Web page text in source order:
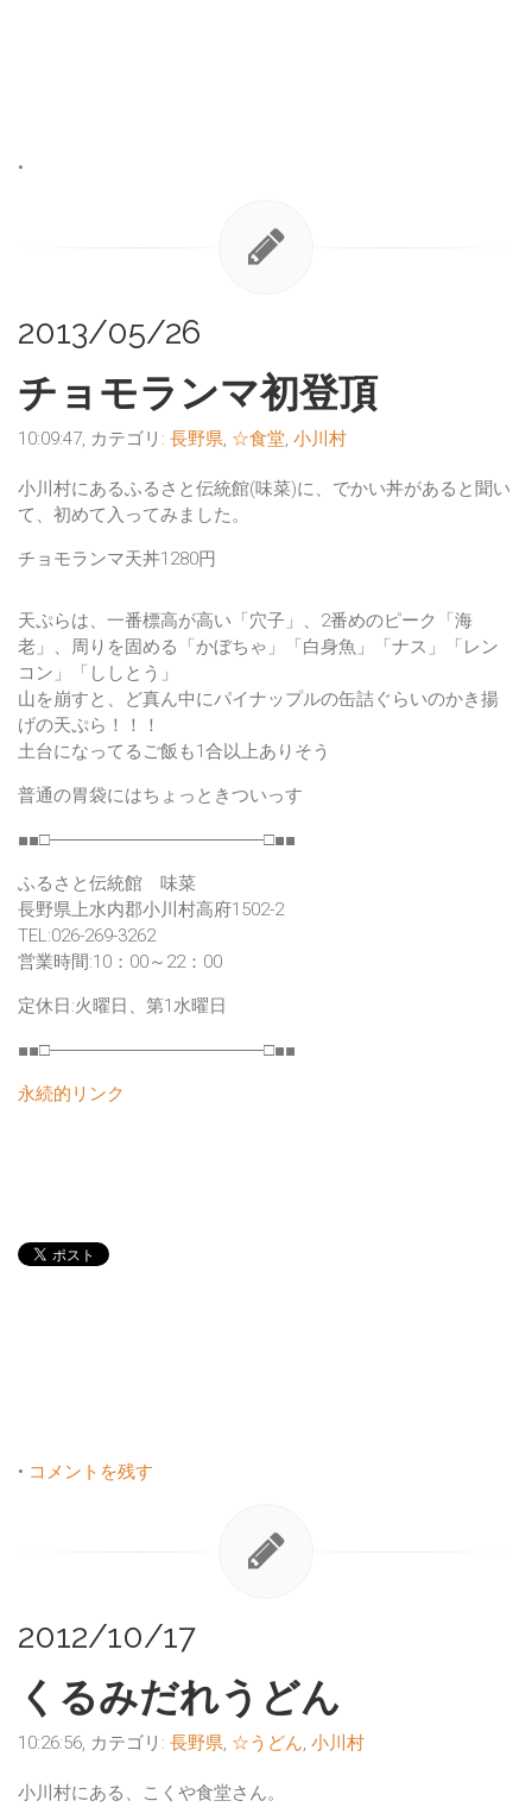
•
2013/05/26
チョモランマ初登頂
10:09:47, カテゴリ: 長野県, ☆食堂, 小川村
小川村にあるふるさと伝統館(味菜)に、でかい丼があると聞い
て、初めて入ってみました。
チョモランマ天丼1280円
天ぷらは、一番標高が高い「穴子」、2番めのピーク「海
老」、周りを固める「かぼちゃ」「白身魚」「ナス」「レン
コン」「ししとう」
山を崩すと、ど真ん中にパイナップルの缶詰ぐらいのかき揚
げの天ぷら！！！
土台になってるご飯も1合以上ありそう
普通の胃袋にはちょっときついっす
■■□――――――――――――□■■
ふるさと伝統館 味菜
長野県上水内郡小川村高府1502-2
TEL:026-269-3262
営業時間:10：00～22：00
定休日:火曜日、第1水曜日
■■□――――――――――――□■■
永続的リンク
• コメントを残す
2012/10/17
くるみだれうどん
10:26:56, カテゴリ: 長野県, ☆うどん, 小川村
小川村にある、 こくや食堂さん。